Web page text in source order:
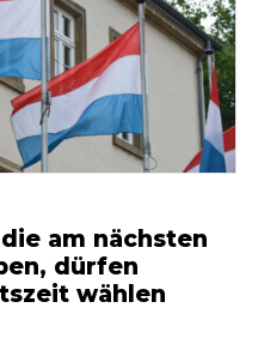
am nächsten
dürfen
wählen